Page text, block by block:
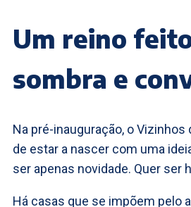
Um reino
sombra e
Na pré-inauguração, o
de estar a nascer com uma
ser apenas novidade. Quer ser
Há casas que se impõem pelo